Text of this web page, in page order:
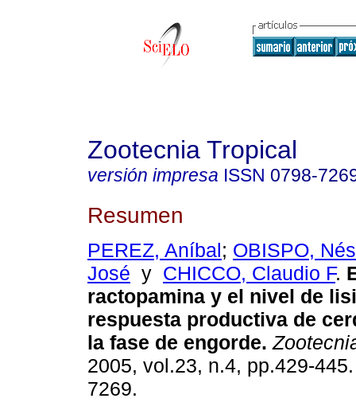
Zootecnia Tropical
versión impresa ISSN 0798-
Resumen
PEREZ, Aníbal; OBISPO,
José y CHICCO, Claudio F.
ractopamina y el nivel de
respuesta productiva de
la fase de engorde.
2005, vol.23, n.4, pp.429-
7269.